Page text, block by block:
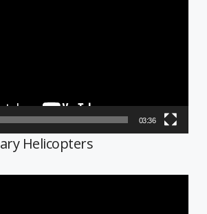
03:36
Helicopters